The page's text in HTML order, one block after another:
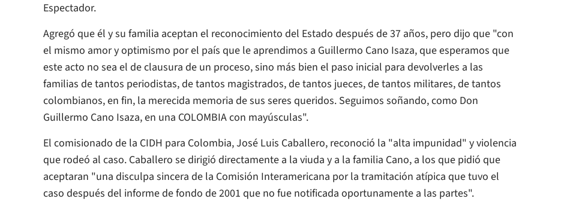
Espectador.
Agregó que él y su familia aceptan el reconocimiento del Estado después de 37 años, pero dijo que "con
el mismo amor y optimismo por el país que le aprendimos a Guillermo Cano Isaza, que esperamos que
este acto no sea el de clausura de un proceso, sino más bien el paso inicial para devolverles a las
familias de tantos periodistas, de tantos magistrados, de tantos jueces, de tantos militares, de tantos
colombianos, en fin, la merecida memoria de sus seres queridos. Seguimos soñando, como Don
Guillermo Cano Isaza, en una COLOMBIA con mayúsculas".
El comisionado de la CIDH para Colombia, José Luis Caballero, reconoció la "alta impunidad" y violencia
que rodeó al caso. Caballero se dirigió directamente a la viuda y a la familia Cano, a los que pidió que
aceptaran "una disculpa sincera de la Comisión Interamericana por la tramitación atípica que tuvo el
caso después del informe de fondo de 2001 que no fue notificada oportunamente a las partes".